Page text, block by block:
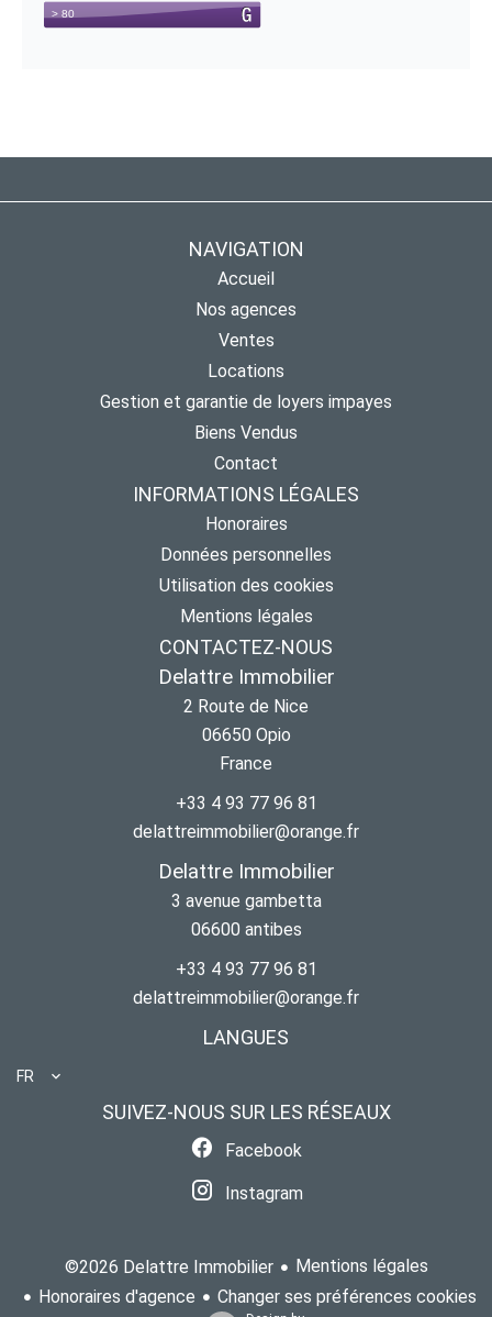
NAVIGATION
Accueil
Nos agences
Ventes
Locations
Gestion et garantie de loyers impayes
Biens Vendus
Contact
INFORMATIONS LÉGALES
Honoraires
Données personnelles
Utilisation des cookies
Mentions légales
CONTACTEZ-NOUS
Delattre Immobilier
2 Route de Nice
06650 Opio
France
+33 4 93 77 96 81
delattreimmobilier@orange.fr
Delattre Immobilier
3 avenue gambetta
06600 antibes
+33 4 93 77 96 81
delattreimmobilier@orange.fr
LANGUES
FR
SUIVEZ-NOUS SUR LES RÉSEAUX
Facebook
Instagram
©2026 Delattre Immobilier
Mentions légales
Honoraires d'agence
Changer ses préférences cookies